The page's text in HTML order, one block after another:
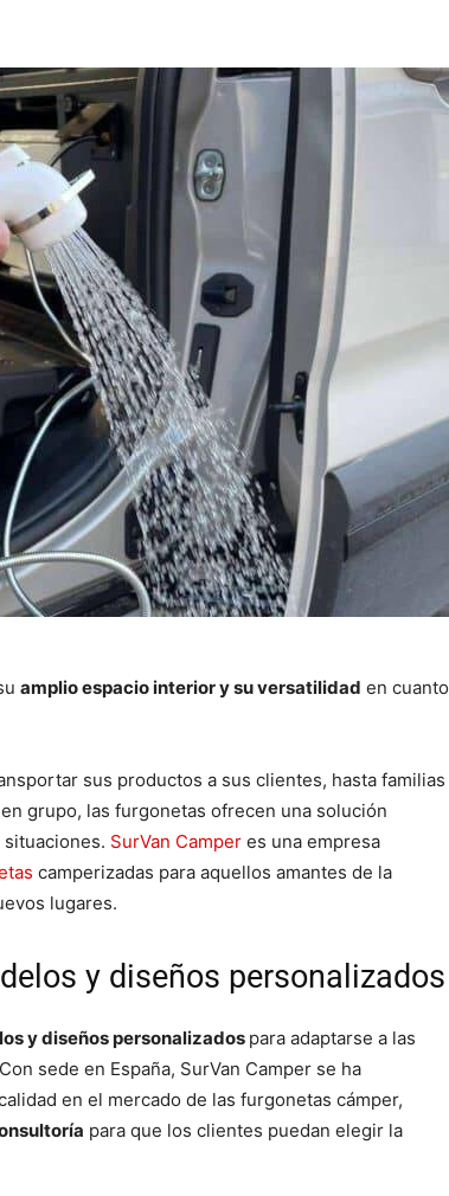
amplio espacio interior y su versatilidad en cuanto
sus productos a sus clientes, hasta familias
grupo, las furgonetas ofrecen una solución
situaciones. SurVan Camper es una empresa
camperizadas para aquellos amantes de la
lugares.
y diseños personalizados
y diseños personalizados para adaptarse a las
sede en España, SurVan Camper se ha
en el mercado de las furgonetas cámper,
para que los clientes puedan elegir la